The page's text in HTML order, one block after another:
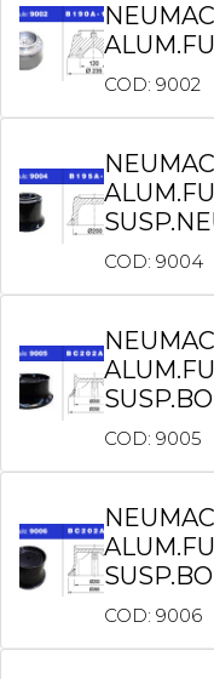
COD: 9002
COD: 9004
COD: 9005
COD: 9006